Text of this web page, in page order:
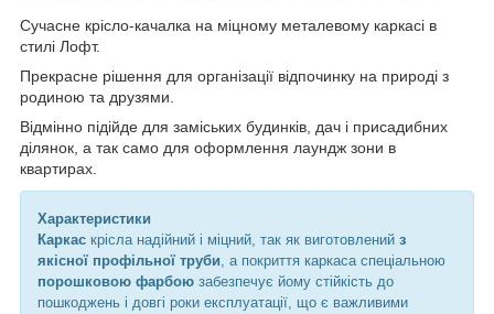
Сучасне крісло-качалка на міцному металевому каркасі в
стилі Лофт.
Прекрасне рішення для організації відпочинку на природі з
родиною та друзями.
Відмінно підійде для заміських будинків, дач і присадибних
ділянок, а так само для оформлення лаундж зони в
квартирах.
Характеристики
Каркас крісла надійний і міцний, так як виготовлений з
якісної профільної труби, а покриття каркаса спеціальною
порошковою фарбою забезпечує йому стійкість до
пошкоджень і довгі роки експлуатації, що є важливими